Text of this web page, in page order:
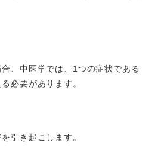
、中医学では、1つの症状である
必要があります。
引き起こします。